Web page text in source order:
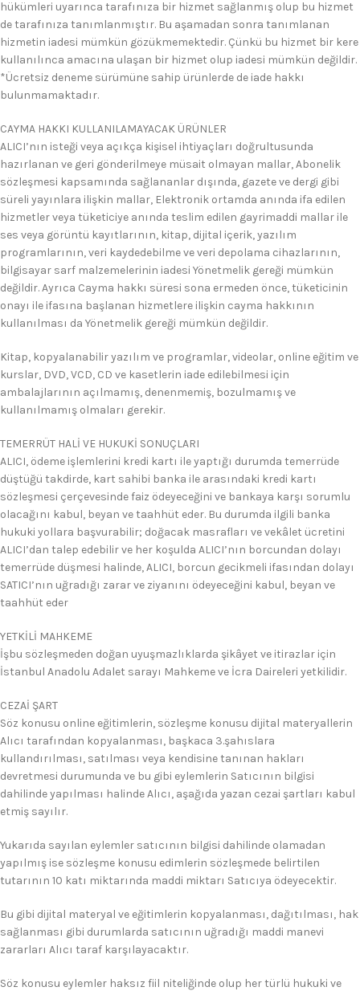
hükümleri uyarınca tarafınıza bir hizmet sağlanmış olup bu hizmet
de tarafınıza tanımlanmıştır. Bu aşamadan sonra tanımlanan
hizmetin iadesi mümkün gözükmemektedir. Çünkü bu hizmet bir kere
kullanılınca amacına ulaşan bir hizmet olup iadesi mümkün değildir.
*Ücretsiz deneme sürümüne sahip ürünlerde de iade hakkı
bulunmamaktadır.
CAYMA HAKKI KULLANILAMAYACAK ÜRÜNLER
ALICI’nın isteği veya açıkça kişisel ihtiyaçları doğrultusunda
hazırlanan ve geri gönderilmeye müsait olmayan mallar, Abonelik
sözleşmesi kapsamında sağlananlar dışında, gazete ve dergi gibi
süreli yayınlara ilişkin mallar, Elektronik ortamda anında ifa edilen
hizmetler veya tüketiciye anında teslim edilen gayrimaddi mallar ile
ses veya görüntü kayıtlarının, kitap, dijital içerik, yazılım
programlarının, veri kaydedebilme ve veri depolama cihazlarının,
bilgisayar sarf malzemelerinin iadesi Yönetmelik gereği mümkün
değildir. Ayrıca Cayma hakkı süresi sona ermeden önce, tüketicinin
onayı ile ifasına başlanan hizmetlere ilişkin cayma hakkının
kullanılması da Yönetmelik gereği mümkün değildir.
Kitap, kopyalanabilir yazılım ve programlar, videolar, online eğitim ve
kurslar, DVD, VCD, CD ve kasetlerin iade edilebilmesi için
ambalajlarının açılmamış, denenmemiş, bozulmamış ve
kullanılmamış olmaları gerekir.
TEMERRÜT HALİ VE HUKUKİ SONUÇLARI
ALICI, ödeme işlemlerini kredi kartı ile yaptığı durumda temerrüde
düştüğü takdirde, kart sahibi banka ile arasındaki kredi kartı
sözleşmesi çerçevesinde faiz ödeyeceğini ve bankaya karşı sorumlu
olacağını kabul, beyan ve taahhüt eder. Bu durumda ilgili banka
hukuki yollara başvurabilir; doğacak masrafları ve vekâlet ücretini
ALICI’dan talep edebilir ve her koşulda ALICI’nın borcundan dolayı
temerrüde düşmesi halinde, ALICI, borcun gecikmeli ifasından dolayı
SATICI’nın uğradığı zarar ve ziyanını ödeyeceğini kabul, beyan ve
taahhüt eder
YETKİLİ MAHKEME
İşbu sözleşmeden doğan uyuşmazlıklarda şikâyet ve itirazlar için
İstanbul Anadolu Adalet sarayı Mahkeme ve İcra Daireleri yetkilidir.
CEZAİ ŞART
Söz konusu online eğitimlerin, sözleşme konusu dijital materyallerin
Alıcı tarafından kopyalanması, başkaca 3.şahıslara
kullandırılması, satılması veya kendisine tanınan hakları
devretmesi durumunda ve bu gibi eylemlerin Satıcının bilgisi
dahilinde yapılması halinde Alıcı, aşağıda yazan cezai şartları kabul
etmiş sayılır.
Yukarıda sayılan eylemler satıcının bilgisi dahilinde olamadan
yapılmış ise sözleşme konusu edimlerin sözleşmede belirtilen
tutarının 10 katı miktarında maddi miktarı Satıcıya ödeyecektir.
Bu gibi dijital materyal ve eğitimlerin kopyalanması, dağıtılması, hak
sağlanması gibi durumlarda satıcının uğradığı maddi manevi
zararları Alıcı taraf karşılayacaktır.
Söz konusu eylemler haksız fiil niteliğinde olup her türlü hukuki ve